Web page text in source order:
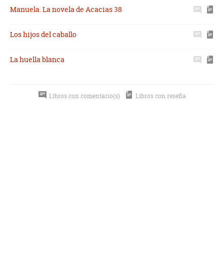
Manuela. La novela de Acacias 38
Los hijos del caballo
La huella blanca
Libros con comentario(s) Libros con reseña